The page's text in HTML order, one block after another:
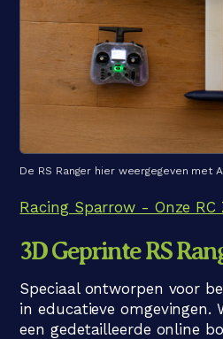
De RS Ranger hier weergegeven met
Racing Sparrow - Onze RC
3D Geprinte RS
Speciaal ontworpen voor
in educatieve omgevingen.
een gedetailleerde online